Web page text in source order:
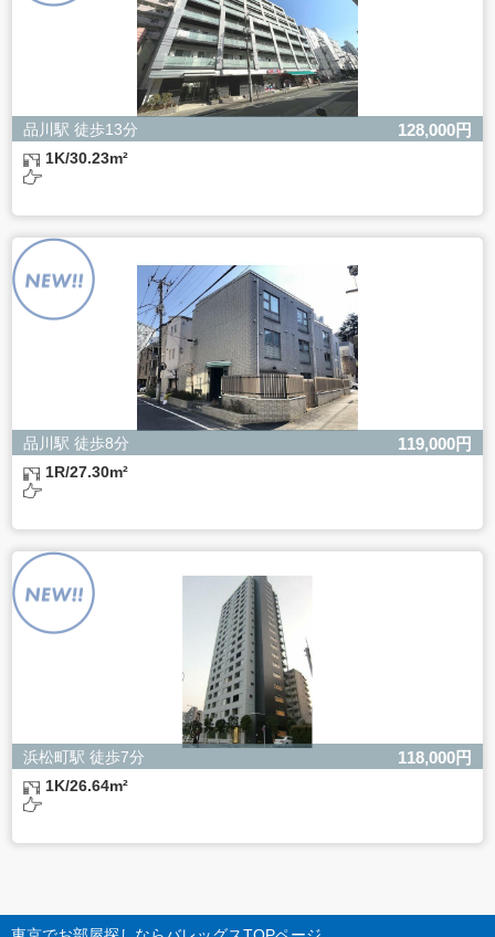
品川駅 徒歩13分 128,000円
1K/30.23m²
品川駅 徒歩8分 119,000円
1R/27.30m²
浜松町駅 徒歩7分 118,000円
1K/26.64m²